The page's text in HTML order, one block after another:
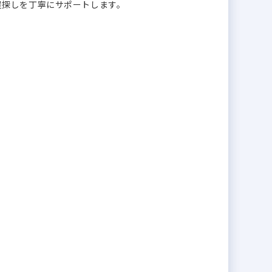
しを丁寧にサポートします。